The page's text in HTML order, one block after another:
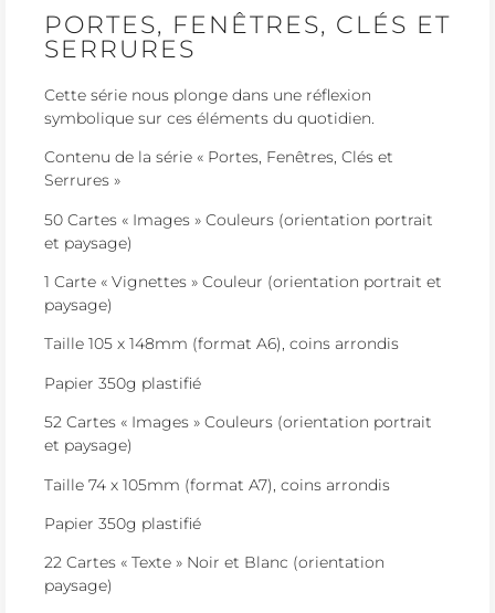
PORTES, FENÊTRES, CLÉS ET
SERRURES
Cette série nous plonge dans une réflexion
symbolique sur ces éléments du quotidien.
Contenu de la série « Portes, Fenêtres, Clés et
Serrures »
50 Cartes « Images » Couleurs (orientation portrait
et paysage)
1 Carte « Vignettes » Couleur (orientation portrait et
paysage)
Taille 105 x 148mm (format A6), coins arrondis
Papier 350g plastifié
52 Cartes « Images » Couleurs (orientation portrait
et paysage)
Taille 74 x 105mm (format A7), coins arrondis
Papier 350g plastifié
22 Cartes « Texte » Noir et Blanc (orientation
paysage)